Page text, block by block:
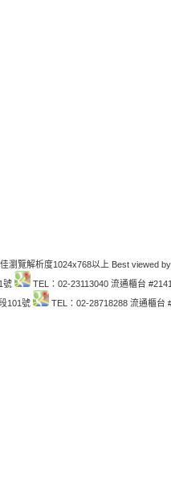
瀏覽解析度1024x768以上 Best viewed
號
TEL：02-23113040 流通櫃台
101號
TEL：02-28718288 流通櫃台